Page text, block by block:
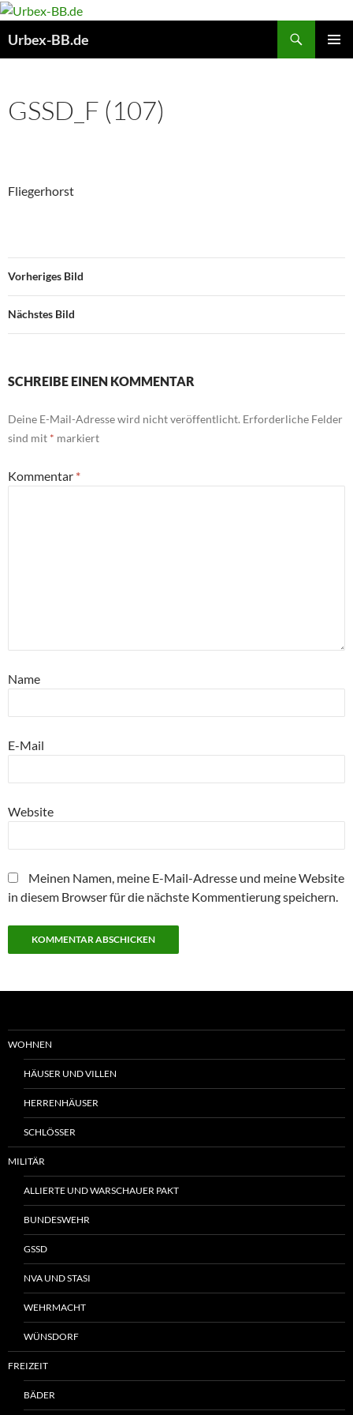
Urbex-BB.de
GSSD_F (107)
Fliegerhorst
Vorheriges Bild
Nächstes Bild
SCHREIBE EINEN KOMMENTAR
Deine E-Mail-Adresse wird nicht veröffentlicht. Erforderliche Felder
sind mit * markiert
Kommentar *
Name
E-Mail
Website
Meinen Namen, meine E-Mail-Adresse und meine Website
in diesem Browser für die nächste Kommentierung speichern.
WOHNEN
HÄUSER UND VILLEN
HERRENHÄUSER
SCHLÖSSER
MILITÄR
ALLIERTE UND WARSCHAUER PAKT
BUNDESWEHR
GSSD
NVA UND STASI
WEHRMACHT
WÜNSDORF
FREIZEIT
BÄDER